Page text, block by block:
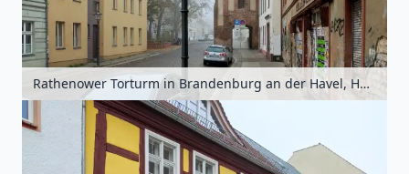
Rathenower Torturm in Brandenburg an der Havel, Havelland, Brandenburg, Deutschland